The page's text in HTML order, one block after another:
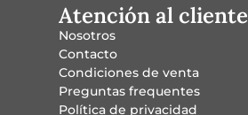
Atención al cliente
Nosotros
Contacto
Condiciones de venta
Preguntas frequentes
Política de privacidad